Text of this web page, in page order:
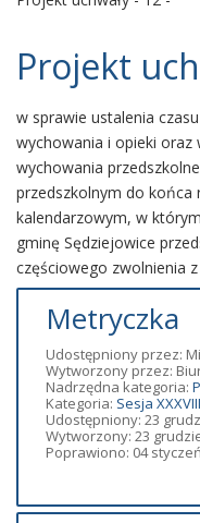
Projekt
w sprawie ustalenia
wychowania i opieki oraz
wychowania
przedszkolnym do końca
kalendarzowym, w
gminę Sędziejowice
częściowego zwolnienia
Metryczka
Udostępniony przez:
Wytworzony przez:
Nadrzędna kategoria:
Kategoria: Sesja
Udostępniony: 23
Wytworzony: 23
Poprawiono: 04